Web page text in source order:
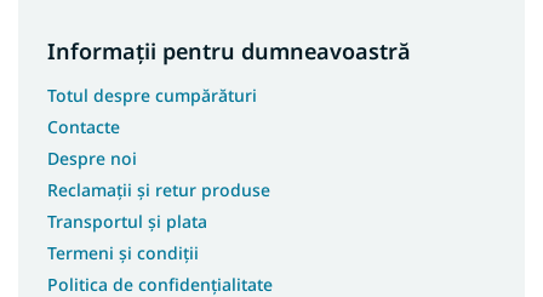
Informații pentru dumneavoastră
Totul despre cumpărături
Contacte
Despre noi
Reclamații și retur produse
Transportul și plata
Termeni și condiții
Politica de confidențialitate